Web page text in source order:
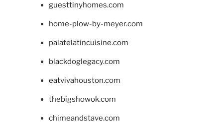
guesttinyhomes.com
home-plow-by-meyer.com
palatelatincuisine.com
blackdoglegacy.com
eatvivahouston.com
thebigshowok.com
chimeandstave.com